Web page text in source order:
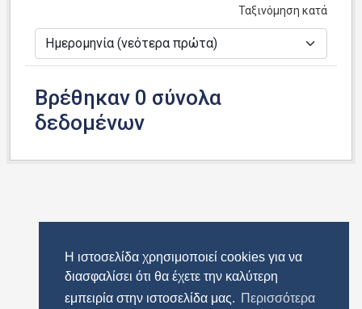
Η ιστοσελίδα χρησιμοποιεί cookies για να
διασφαλίσει ότι θα έχετε την καλύτερη
εμπειρία στην ιστοσελίδα μας. Περισσότερα
Ταξινόμηση κατά
Βρέθηκαν 0 σύνολα
δεδομένων